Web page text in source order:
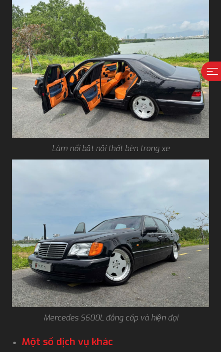
Làm nổi bật nội thất bên trong xe
Mercedes S600L đẳng cấp và hiện đại
Một số dịch vụ khác